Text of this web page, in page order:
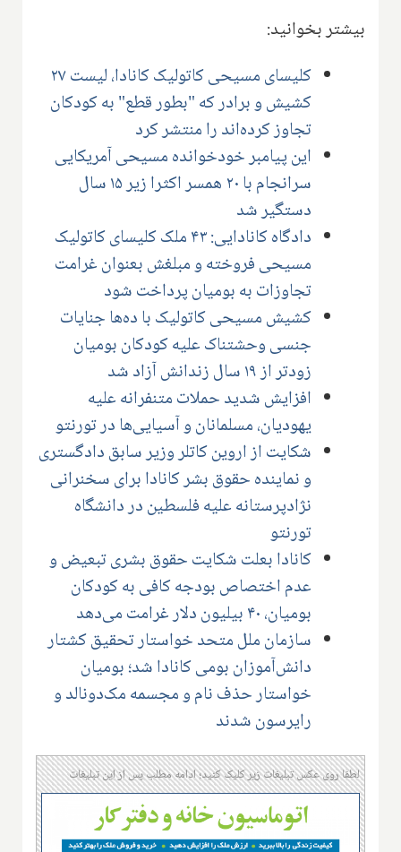
بیشتر بخوانید:
کلیسای مسیحی کاتولیک کانادا، لیست ۲۷
کشیش و برادر که "بطور قطع" به کودکان
تجاوز کرده‌اند را منتشر کرد
این پیامبر خودخوانده مسیحی آمریکایی
سرانجام با ۲۰ همسر اکثرا زیر ۱۵ سال
دستگیر شد
دادگاه کانادایی: ۴۳ ملک کلیسای کاتولیک
مسیحی فروخته و مبلغش بعنوان غرامت
تجاوزات به بومیان پرداخت شود
کشیش مسیحی کاتولیک با ده‌ها جنایات
جنسی وحشتناک علیه کودکان بومیان
زودتر از ۱۹ سال زندانش آزاد شد
افزایش شدید حملات متنفرانه علیه
یهودیان، مسلمانان و آسیایی‌ها در تورنتو
شکایت از اروین کاتلر وزیر سابق دادگستری
و نماینده حقوق بشر کانادا برای سخنرانی
نژادپرستانه علیه فلسطین در دانشگاه
تورنتو
کانادا بعلت شکایت حقوق بشری تبعیض و
عدم اختصاص بودجه کافی به کودکان
بومیان، ۴۰ بیلیون دلار غرامت می‌دهد
سازمان ملل متحد خواستار تحقیق کشتار
دانش‌آموزان بومی کانادا شد؛ بومیان
خواستار حذف نام و مجسمه مک‌دونالد و
رایرسون شدند
لطفا روی عکس تبلیغات زیر کلیک کنید؛ ادامه مطلب پس از این تبلیغات